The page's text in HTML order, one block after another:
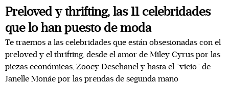
Preloved y thrifting, las 11 celebridades
que lo han puesto de moda
Te traemos a las celebridades que están obsesionadas con el
preloved y el thrifting, desde el amor de Miley Cyrus por las
piezas económicas, Zooey Deschanel y hasta el “vicio” de
Janelle Monáe por las prendas de segunda mano